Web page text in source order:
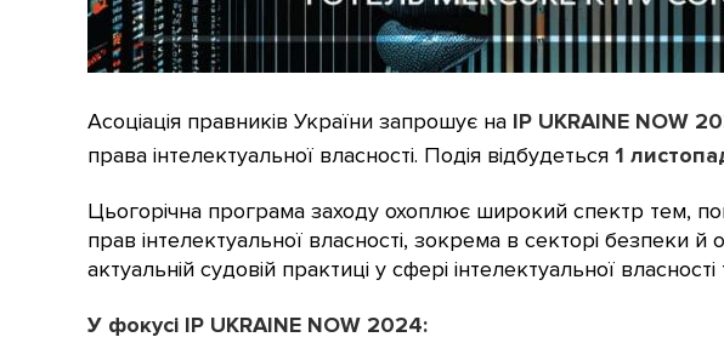
Асоціація правників України запрошує на IP UKRAINE NOW
права інтелектуальної власності. Подія відбудеться 1
Цьогорічна програма заходу охоплює широкий спектр тем,
прав інтелектуальної власності, зокрема в секторі безпеки
актуальній судовій практиці у сфері інтелектуальної
У фокусі IP UKRAINE NOW 2024: